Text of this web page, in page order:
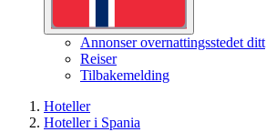
Annonser overnattingsstedet ditt
Reiser
Tilbakemelding
Hoteller
Hoteller i Spania